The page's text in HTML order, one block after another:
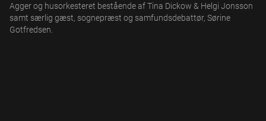
Agger og husorkesteret bestående af Tina Dickow & Helgi Jonsson
samt særlig gæst, sognepræst og samfundsdebattør, Sørine
Gotfredsen.